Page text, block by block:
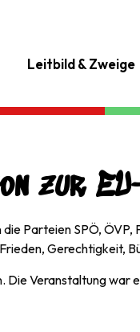
Leitbild & Zweige
zur
Parteien SPÖ,
Gerechtigkeit,
Die Veranstaltung